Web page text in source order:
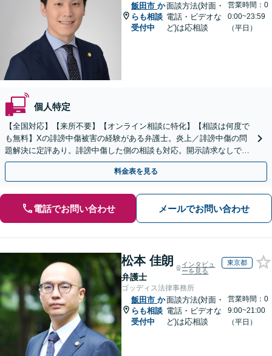
飯田市 か
らも相談
受付中
面談方法(対面・
電話・ビデオな
ど)は応相談
営業時間：0
0:00~23:59
（平日）
個人特定
【全国対応】【来所不要】【オンライン相談に特化】【相談は何度で
も無料】Xの誹謗中傷被害の経験がある弁護士。炎上／誹謗中傷の問
題解決に定評あり。誹謗中傷した側の相談も対応。開示請求なしで本
人の特定ができる場合もあり。
料金表を見る
電話でお問い合わせ メールでお問い合わせ
松本 佳朗
弁護士
インタビュ
ーを見る
東京都
ゴッディス法律事務所
飯田市 か
らも相談
受付中
面談方法(対面・
電話・ビデオな
ど)は応相談
営業時間：0
9:00~21:00
（平日）